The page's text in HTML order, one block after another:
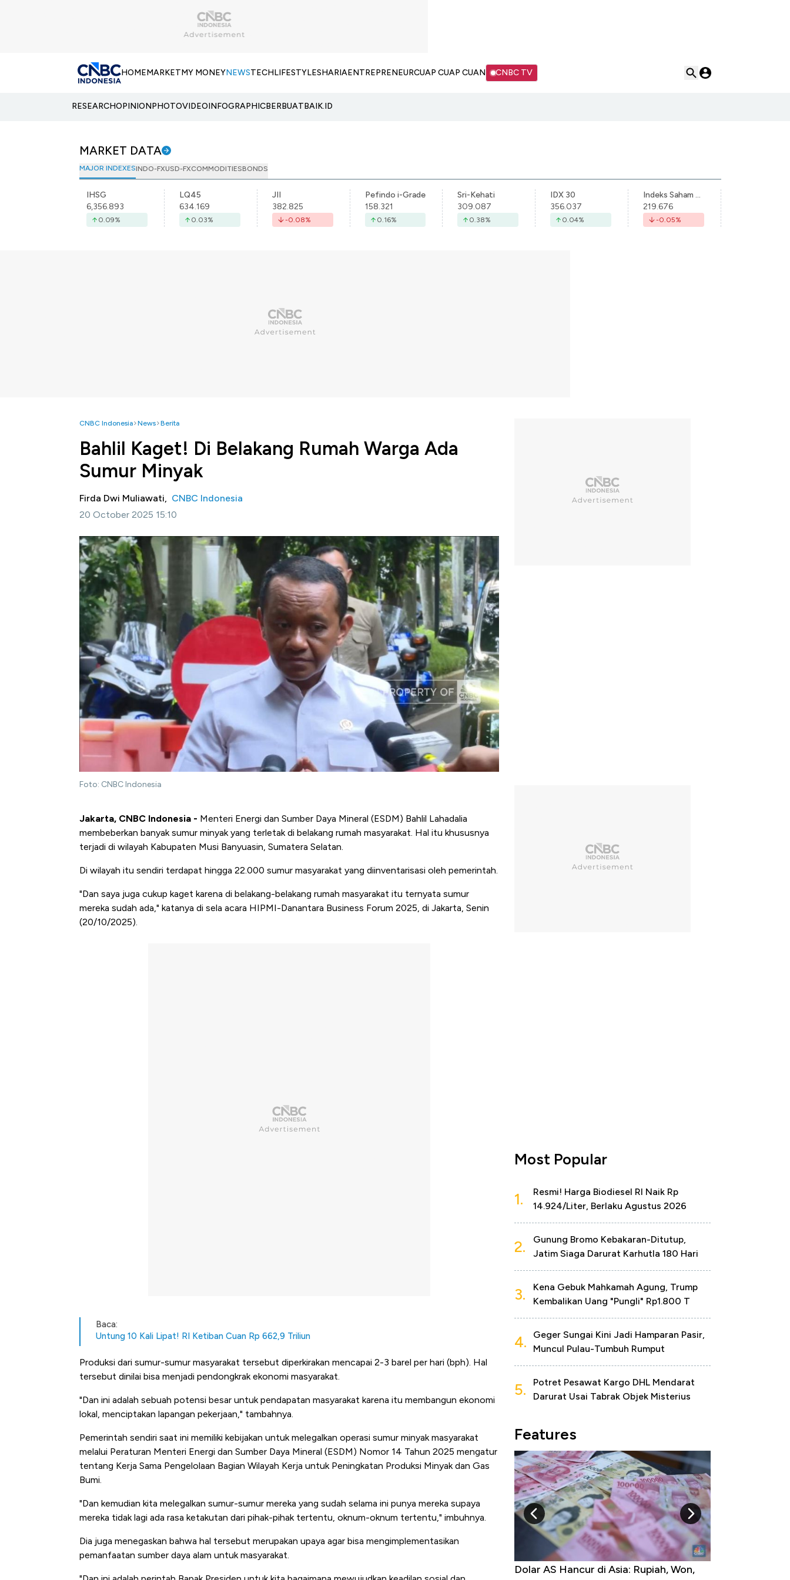
HOMEMARKETMY MONEYNEWSTECHLIFESTYLESHARIAENTREPRENEURCUAP CUAP CUAN CNBC TV
RESEARCHOPINIONPHOTOVIDEOINFOGRAPHICBERBUATBAIK.ID
MARKET DATA
MAJOR INDEXESINDO-FXUSD-FXCOMMODITIESBONDS
IHSG
6,356.893
0.09%
LQ45
634.169
0.03%
JII
382.825
-0.08%
Pefindo i-Grade
158.321
0.16%
Sri-Kehati
309.087
0.38%
IDX 30
356.037
0.04%
Indeks Saham Syariah Indonesia
219.676
-0.05%
CNBC Indonesia News Berita
Bahlil Kaget! Di Belakang Rumah Warga Ada
Sumur Minyak
Firda Dwi Muliawati, CNBC Indonesia
20 October 2025 15:10
Foto: CNBC Indonesia
Jakarta, CNBC Indonesia - Menteri Energi dan Sumber Daya Mineral (ESDM) Bahlil Lahadalia
membeberkan banyak sumur minyak yang terletak di belakang rumah masyarakat. Hal itu khususnya
terjadi di wilayah Kabupaten Musi Banyuasin, Sumatera Selatan.
Di wilayah itu sendiri terdapat hingga 22.000 sumur masyarakat yang diinventarisasi oleh pemerintah.
"Dan saya juga cukup kaget karena di belakang-belakang rumah masyarakat itu ternyata sumur
mereka sudah ada," katanya di sela acara HIPMI-Danantara Business Forum 2025, di Jakarta, Senin
(20/10/2025).
Baca:
Untung 10 Kali Lipat! RI Ketiban Cuan Rp 662,9 Triliun
Produksi dari sumur-sumur masyarakat tersebut diperkirakan mencapai 2-3 barel per hari (bph). Hal
tersebut dinilai bisa menjadi pendongkrak ekonomi masyarakat.
"Dan ini adalah sebuah potensi besar untuk pendapatan masyarakat karena itu membangun ekonomi
lokal, menciptakan lapangan pekerjaan," tambahnya.
Pemerintah sendiri saat ini memiliki kebijakan untuk melegalkan operasi sumur minyak masyarakat
melalui Peraturan Menteri Energi dan Sumber Daya Mineral (ESDM) Nomor 14 Tahun 2025 mengatur
tentang Kerja Sama Pengelolaan Bagian Wilayah Kerja untuk Peningkatan Produksi Minyak dan Gas
Bumi.
"Dan kemudian kita melegalkan sumur-sumur mereka yang sudah selama ini punya mereka supaya
mereka tidak lagi ada rasa ketakutan dari pihak-pihak tertentu, oknum-oknum tertentu," imbuhnya.
Dia juga menegaskan bahwa hal tersebut merupakan upaya agar bisa mengimplementasikan
pemanfaatan sumber daya alam untuk masyarakat.
Most Popular
1.
Resmi! Harga Biodiesel RI Naik Rp
14.924/Liter, Berlaku Agustus 2026
2.
Gunung Bromo Kebakaran-Ditutup,
Jatim Siaga Darurat Karhutla 180 Hari
3.
Kena Gebuk Mahkamah Agung, Trump
Kembalikan Uang "Pungli" Rp1.800 T
4.
Geger Sungai Kini Jadi Hamparan Pasir,
Muncul Pulau-Tumbuh Rumput
5.
Potret Pesawat Kargo DHL Mendarat
Darurat Usai Tabrak Objek Misterius
Features
Harga Emas Mengamuk 4% dalam 24